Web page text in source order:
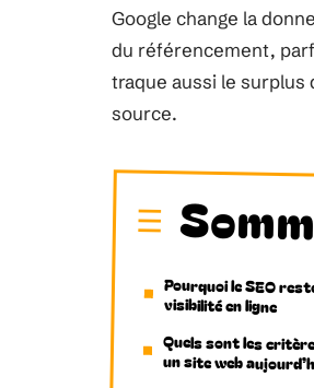
Google change la
du référencement,
traque aussi le surplus
source.
Pourquoi le SEO
visibilité en ligne
Quels sont les
un site web